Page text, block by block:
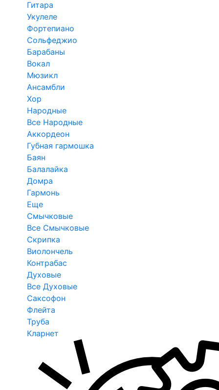
Гитара
Укулеле
Фортепиано
Сольфеджио
Барабаны
Вокал
Мюзикл
Ансамбли
Хор
Народные
Все Народные
Аккордеон
Губная гармошка
Баян
Балалайка
Домра
Гармонь
Еще
Смычковые
Все Смычковые
Скрипка
Виолончель
Контрабас
Духовые
Все Духовые
Саксофон
Флейта
Труба
Кларнет